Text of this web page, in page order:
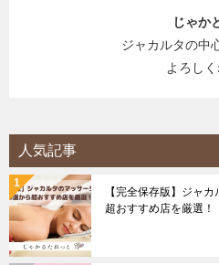
じゃか
ジャカルタの中
よろし
人気記事
【完全保存版】ジャ
超おすすめ店を厳選！